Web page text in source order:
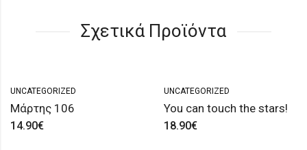
Σχετικά Προϊόντα
UNCATEGORIZED
Μάρτης 106
14.90€
UNCATEGORIZED
You can touch the stars!
18.90€